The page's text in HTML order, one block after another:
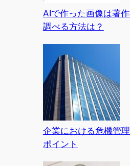
AIで作った画像は著
調べる方法は？
企業における危機管
ポイント